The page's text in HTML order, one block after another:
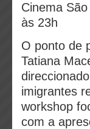
Cinema
às 23h
O ponto de
Tatiana
imigrantes
workshop
com a